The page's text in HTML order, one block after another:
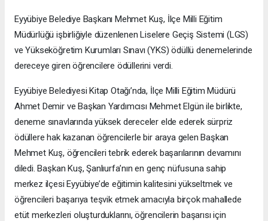
Eyyübiye Belediye Başkanı Mehmet Kuş, İlçe Milli Eğitim
Müdürlüğü işbirliğiyle düzenlenen Liselere Geçiş Sistemi (LGS)
ve Yükseköğretim Kurumları Sınavı (YKS) ödüllü denemelerinde
dereceye giren öğrencilere ödüllerini verdi.
Eyyübiye Belediyesi Kitap Otağı’nda, İlçe Milli Eğitim Müdürü
Ahmet Demir ve Başkan Yardımcısı Mehmet Elgün ile birlikte,
deneme sınavlarında yüksek dereceler elde ederek sürpriz
ödüllere hak kazanan öğrencilerle bir araya gelen Başkan
Mehmet Kuş, öğrencileri tebrik ederek başarılarının devamını
diledi. Başkan Kuş, Şanlıurfa’nın en genç nüfusuna sahip
merkez ilçesi Eyyübiye’de eğitimin kalitesini yükseltmek ve
öğrencileri başarıya teşvik etmek amacıyla birçok mahallede
etüt merkezleri oluşturduklarını, öğrencilerin başarısı için